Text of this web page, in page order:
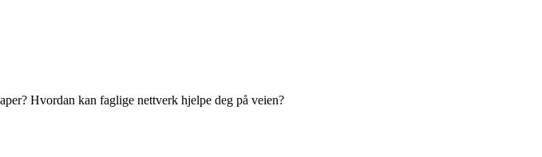
Hvordan kan faglige nettverk hjelpe deg på veien?